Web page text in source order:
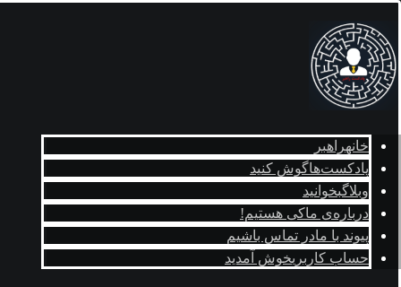
خانهراهبر
پادکست‌هاگوش کنید
وبلاگبخوانید
درباره‌ی ماکی هستیم!
پیوند با مادر تماس باشیم
حساب کاربریخوش آمدید